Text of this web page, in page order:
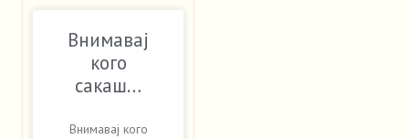
Внимавај
кого
сакаш…
Внимавај кого